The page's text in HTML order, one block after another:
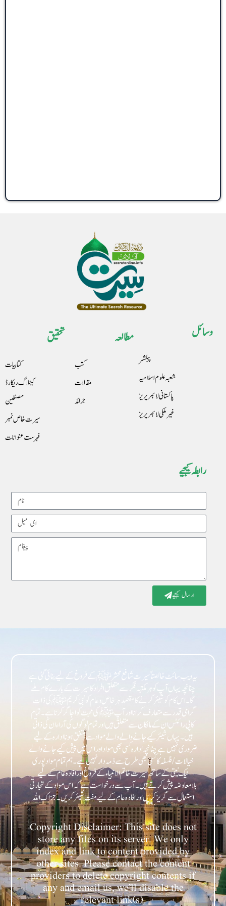
رابطہ کیجیے
Name
Email
Message
ارسال کیجیے
وسائل
پبلشر
شعبہ علوم اسلامیہ
پاکستانی لائبریریز
غیرملکی لائبریریز
مطالعہ
کتب
مقالات
جرائد
تحقیق
کتابیات
کیٹلاگ ریکارڈ
مصنفین
سیرت خاص نمبر
فہرست عنوانات
یہ ویب سائٹ خالصتاً سیرت شافع محشر ﷺ کے فروغ کے لیے بنائی گئی ہے
چنانچہ یہاں آپ کو ہر مکتبہ فکر سے متعلق افراد کا سیرت کے بارے کام ملے
گا۔ اس کام کو شیئر کرنے کا مقصد ہر خاص و عام کو نبی کریمﷺ کی ذات
گرامی قدر سے متعارف کرانا اور آپﷺ کی محبت کو اجاگر کرنا ہے۔ تمام
کاپی رائٹس ان کے مالکان سے متعلق ہیں اور تمام لوگوں کی آراء ان کی ذاتی
ہیں۔ یہاں شیئر کیے جانے والے والے مواد سے متفق ہونا ادارہ کے لیے
ضروری نہیں ہے چنانچہ ادارہ کسی بھی مواد اور اس میں پیش کیے جانے والے
خیالات/فلسفہ کا کسی بھی طرح سے ذمہ دار نہیں ہے۔ ہم تمام مواد پوری
نیک نیتی کے ساتھ سیرت خاتم الانبیاء کے فروغ اور افادہ عام کے لیے
بلامعاوضہ پیش کرتے ہیں۔ آپ سے درخواست ہے کہ اس مواد کے تجارتی
استعمال سے گریز کریں اور افادہ عام کے لیے مفت شیئر کریں۔ جزاک اللہ
Copyright Disclaimer: This site does not
store any files on its server. We only
index and link to content provided by
other sites. Please contact the content
providers to delete copyright contents if
any and email us, we’ll disable the
relevant link(s).